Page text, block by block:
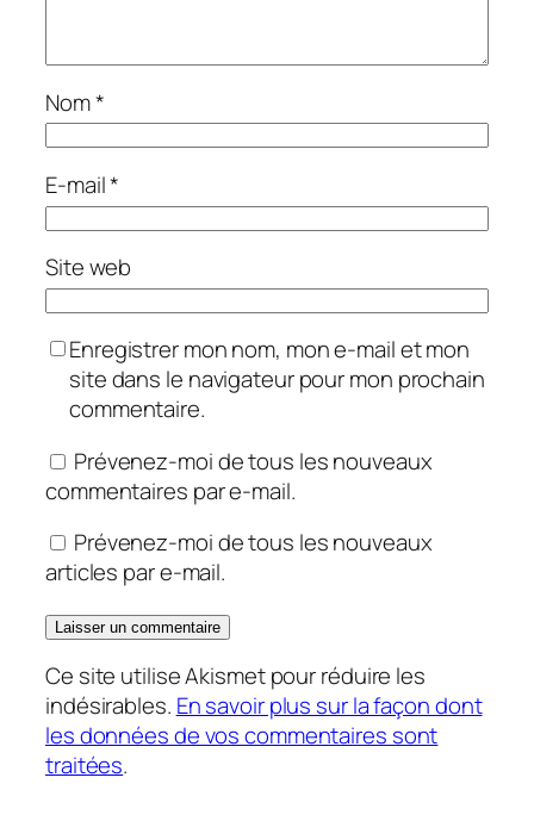
Nom*
E-mail*
Site web
Enregistrer mon nom, mon e-mail et mon
site dans le navigateur pour mon prochain
commentaire.
Prévenez-moi de tous les nouveaux
commentaires par e-mail.
Prévenez-moi de tous les nouveaux
articles par e-mail.
Ce site utilise Akismet pour réduire les
indésirables. En savoir plus sur la façon dont
les données de vos commentaires sont
traitées.